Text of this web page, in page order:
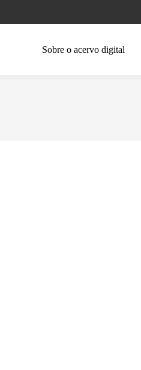
Sobre o acervo digital